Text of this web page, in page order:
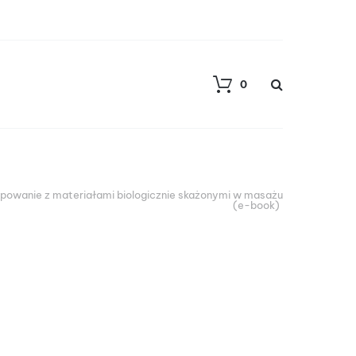
0
z materiałami biologicznie skażonymi w masażu
(e-book)